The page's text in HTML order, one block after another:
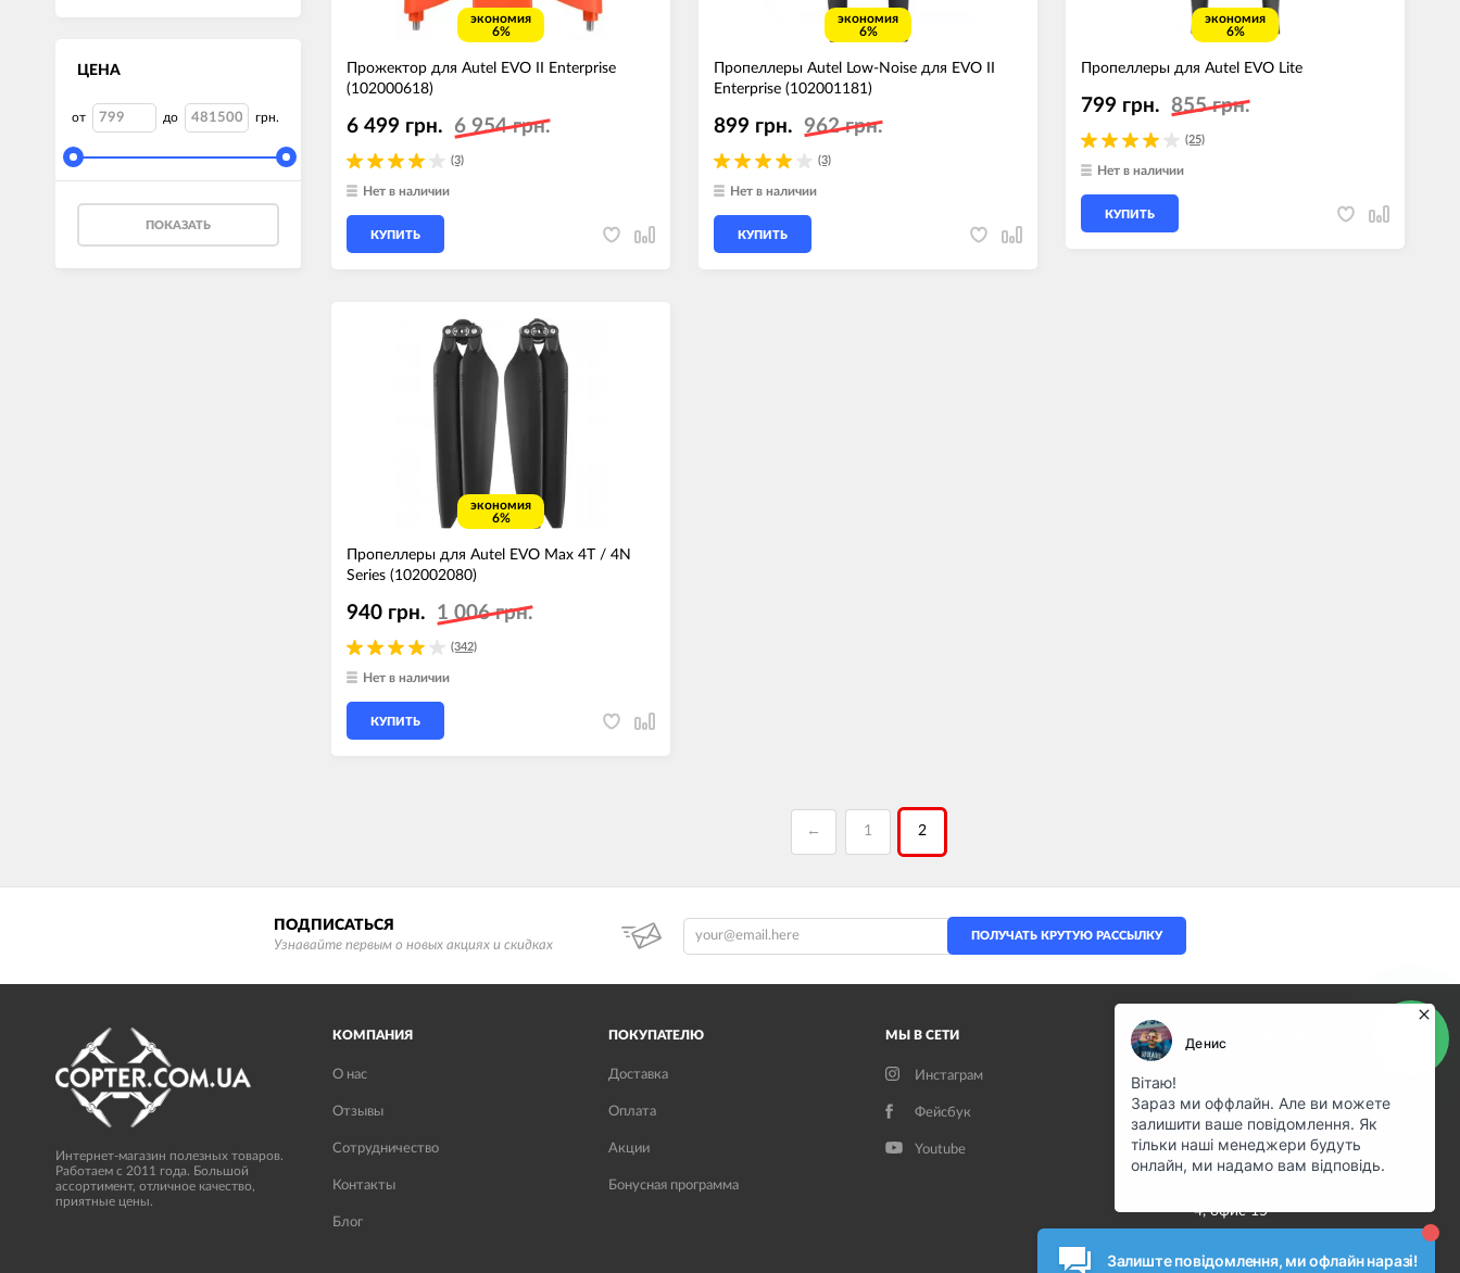
ЦЕНА
от до грн.
ПОКАЗАТЬ
экономия
6%
Прожектор для Autel EVO II Enterprise
(102000618)
(3)
6 499 грн. 6 954 грн.
Нет в наличии
КУПИТЬ
экономия
6%
Пропеллеры Autel Low-Noise для EVO II
Enterprise (102001181)
(3)
899 грн. 962 грн.
Нет в наличии
КУПИТЬ
экономия
6%
Пропеллеры для Autel EVO Lite
(25)
799 грн. 855 грн.
Нет в наличии
КУПИТЬ
экономия
6%
Пропеллеры для Autel EVO Max 4T / 4N
Series (102002080)
(342)
940 грн. 1 006 грн.
Нет в наличии
КУПИТЬ
← 1 2
ПОДПИСАТЬСЯ
Узнавайте первым о новых акциях и скидках
ПОЛУЧАТЬ КРУТУЮ РАССЫЛКУ
Интернет-магазин полезных товаров.
Работаем с 2011 года. Большой
ассортимент, отличное качество,
приятные цены.
КОМПАНИЯ
О нас
Отзывы
Сотрудничество
Контакты
Блог
ПОКУПАТЕЛЮ
Доставка
Оплата
Акции
Бонусная программа
МЫ В СЕТИ
Инстаграм
Фейсбук
Youtube
НАШ АДРЕС
4, офис 15
(068) 80-500-80
info@motostuff.com.ua